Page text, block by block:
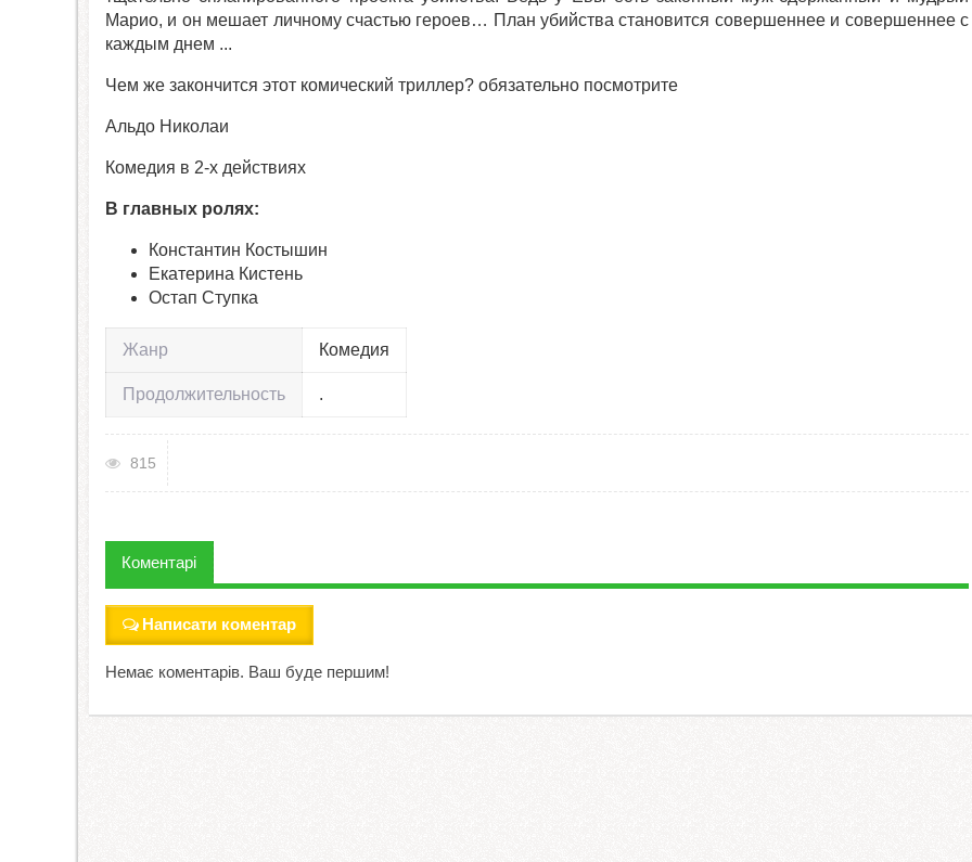
Марио, и он мешает личному счастью героев… План убийства становится совершеннее и совершеннее с
каждым днем ...
Чем же закончится этот комический триллер? обязательно посмотрите
Альдо Николаи
Комедия в 2-х действиях
В главных ролях:
Константин Костышин
Екатерина Кистень
Остап Ступка
Жанр Комедия
Продолжительность .
815
Коментарі
Написати коментар
Немає коментарів. Ваш буде першим!